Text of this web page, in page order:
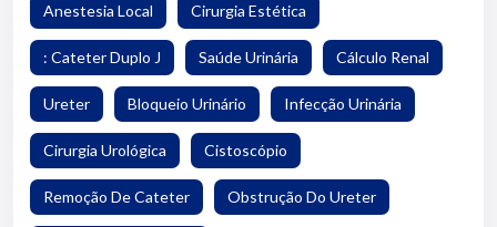
Anestesia Local Cirurgia Estética
: Cateter Duplo J Saúde Urinária Cálculo Renal
Ureter Bloqueio Urinário Infecção Urinária
Cirurgia Urológica Cistoscópio
Remoção De Cateter Obstrução Do Ureter